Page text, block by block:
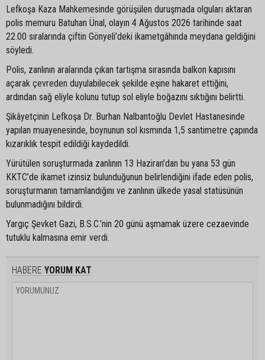
Lefkoşa Kaza Mahkemesinde görüşülen duruşmada olguları aktaran
polis memuru Batuhan Ünal, olayın 4 Ağustos 2026 tarihinde saat
22.00 sıralarında çiftin Gönyeli’deki ikametgâhında meydana geldiğini
söyledi.
Polis, zanlının aralarında çıkan tartışma sırasında balkon kapısını
açarak çevreden duyulabilecek şekilde eşine hakaret ettiğini,
ardından sağ eliyle kolunu tutup sol eliyle boğazını sıktığını belirtti.
Şikâyetçinin Lefkoşa Dr. Burhan Nalbantoğlu Devlet Hastanesinde
yapılan muayenesinde, boynunun sol kısmında 1,5 santimetre çapında
kızarıklık tespit edildiği kaydedildi.
Yürütülen soruşturmada zanlının 13 Haziran’dan bu yana 53 gün
KKTC’de ikamet izinsiz bulunduğunun belirlendiğini ifade eden polis,
soruşturmanın tamamlandığını ve zanlının ülkede yasal statüsünün
bulunmadığını bildirdi.
Yargıç Şevket Gazi, B.S.C.’nin 20 günü aşmamak üzere cezaevinde
tutuklu kalmasına emir verdi.
HABERE YORUM KAT